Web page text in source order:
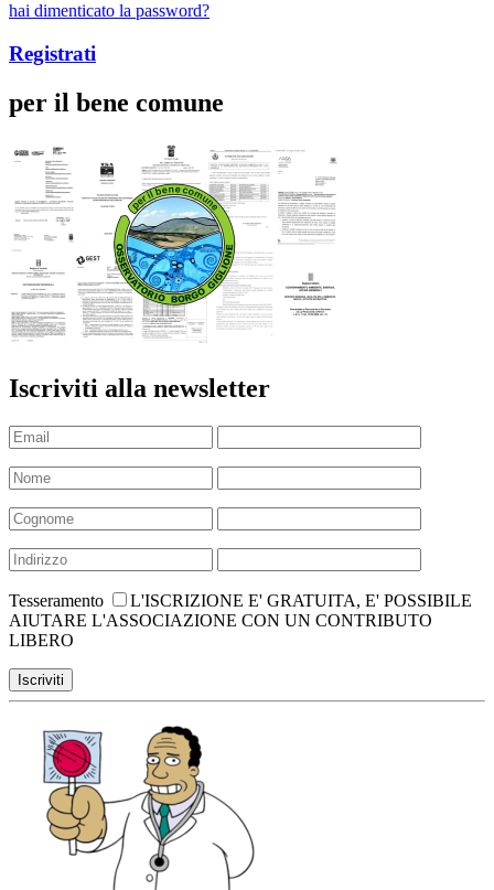
hai dimenticato la password?
Registrati
per il bene comune
Iscriviti alla newsletter
Tesseramento
L'ISCRIZIONE E' GRATUITA, E' POSSIBILE
AIUTARE L'ASSOCIAZIONE CON UN CONTRIBUTO
LIBERO